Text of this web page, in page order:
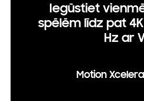
Iegūstiet
spēlēm līdz pat 4K
Hz ar
Motion